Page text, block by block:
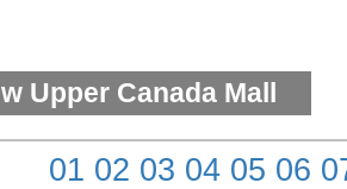
Upper Canada Mall
01 02 03 04 05 06